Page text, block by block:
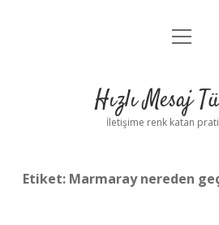
Anasayfa
Yasal Uyarı
menüyü
Hızlı Mesaj
İletişime renk katan
Etiket: Marmaray nereden